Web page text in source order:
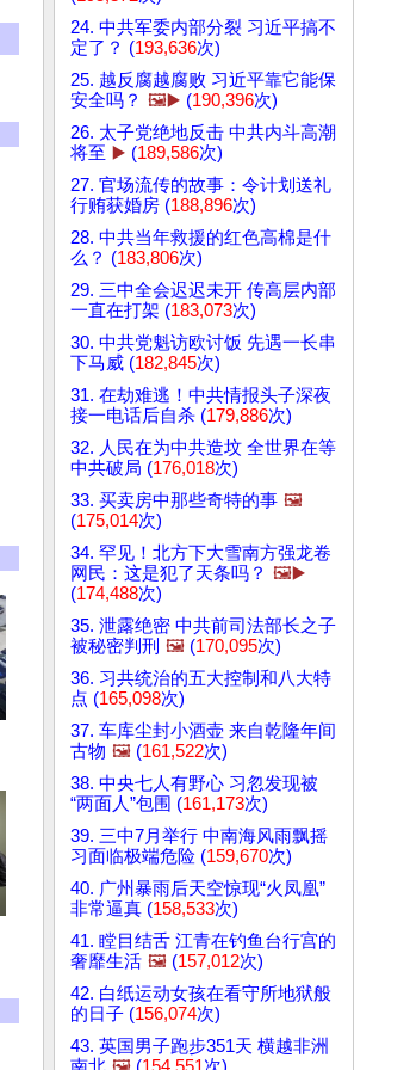
24. 中共军委内部分裂 习近平搞不
定了？ (193,636次)
25. 越反腐越腐败 习近平靠它能保
安全吗？ 🖼️▶️ (190,396次)
26. 太子党绝地反击 中共内斗高潮
将至 ▶️ (189,586次)
27. 官场流传的故事：令计划送礼
行贿获婚房 (188,896次)
28. 中共当年救援的红色高棉是什
么？ (183,806次)
29. 三中全会迟迟未开 传高层内部
一直在打架 (183,073次)
30. 中共党魁访欧讨饭 先遇一长串
下马威 (182,845次)
31. 在劫难逃！中共情报头子深夜
接一电话后自杀 (179,886次)
32. 人民在为中共造坟 全世界在等
中共破局 (176,018次)
33. 买卖房中那些奇特的事 🖼️
(175,014次)
34. 罕见！北方下大雪南方强龙卷
网民：这是犯了天条吗？ 🖼️▶️
(174,488次)
35. 泄露绝密 中共前司法部长之子
被秘密判刑 🖼️ (170,095次)
36. 习共统治的五大控制和八大特
点 (165,098次)
37. 车库尘封小酒壶 来自乾隆年间
古物 🖼️ (161,522次)
38. 中央七人有野心 习忽发现被
“两面人”包围 (161,173次)
39. 三中7月举行 中南海风雨飘摇
习面临极端危险 (159,670次)
40. 广州暴雨后天空惊现“火凤凰”
非常逼真 (158,533次)
41. 瞠目结舌 江青在钓鱼台行宫的
奢靡生活 🖼️ (157,012次)
42. 白纸运动女孩在看守所地狱般
的日子 (156,074次)
43. 英国男子跑步351天 横越非洲
南北 🖼️ (154,551 次)